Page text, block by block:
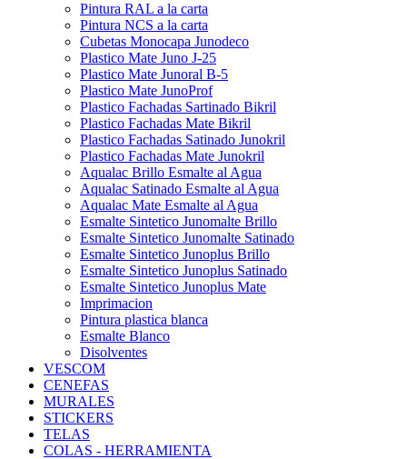
Pintura RAL a la carta
Pintura NCS a la carta
Cubetas Monocapa Junodeco
Plastico Mate Juno J-25
Plastico Mate Junoral B-5
Plastico Mate JunoProf
Plastico Fachadas Sartinado Bikril
Plastico Fachadas Mate Bikril
Plastico Fachadas Satinado Junokril
Plastico Fachadas Mate Junokril
Aqualac Brillo Esmalte al Agua
Aqualac Satinado Esmalte al Agua
Aqualac Mate Esmalte al Agua
Esmalte Sintetico Junomalte Brillo
Esmalte Sintetico Junomalte Satinado
Esmalte Sintetico Junoplus Brillo
Esmalte Sintetico Junoplus Satinado
Esmalte Sintetico Junoplus Mate
Imprimacion
Pintura plastica blanca
Esmalte Blanco
Disolventes
VESCOM
CENEFAS
MURALES
STICKERS
TELAS
COLAS - HERRAMIENTA